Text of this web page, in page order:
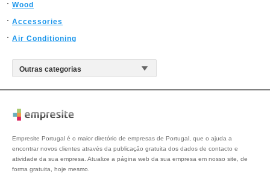
Wood
Accessories
Air Conditioning
Empresite Portugal é o maior diretório de empresas de Portugal, que o ajuda a
encontrar novos clientes através da publicação gratuita dos dados de contacto e
atividade da sua empresa. Atualize a página web da sua empresa em nosso site, de
forma gratuita, hoje mesmo.